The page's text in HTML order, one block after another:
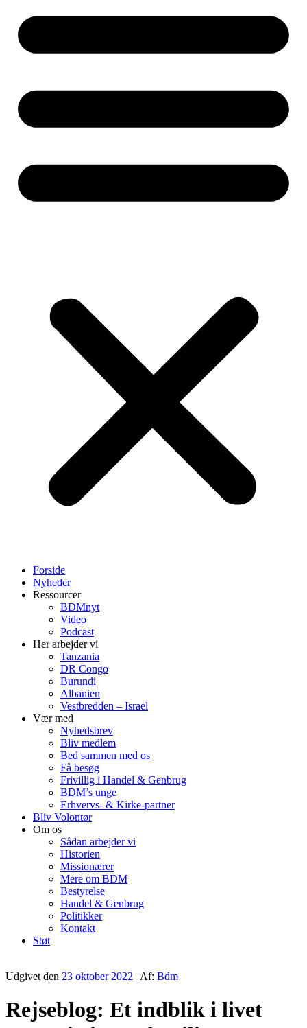
Forside
Nyheder
Ressourcer
BDMnyt
Video
Podcast
Her arbejder vi
Tanzania
DR Congo
Burundi
Albanien
Vestbredden – Israel
Vær med
Nyhedsbrev
Bliv medlem
Bed sammen med os
Få besøg
Frivillig i Handel & Genbrug
BDM’s unge
Erhvervs- & Kirke-partner
Bliv Volontør
Om os
Sådan arbejder vi
Historien
Missionærer
Mere om BDM
Bestyrelse
Handel & Genbrug
Politikker
Kontakt
Støt
Udgivet den 23 oktober 2022 Af: Bdm
Rejseblog: Et indblik i livet